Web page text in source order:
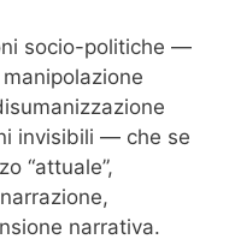
socio-politiche —
invisibili — che se
“attuale”,
narrativa.